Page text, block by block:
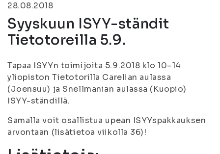
28.08.2018
Syyskuun ISYY-ständit
Tietotoreilla 5.9.
Tapaa ISYYn toimijoita 5.9.2018 klo 10–14
yliopiston Tietotorilla Carelian aulassa
(Joensuu) ja Snellmanian aulassa (Kuopio)
ISYY-ständillä.
Samalla voit osallistua upean ISYYspakkauksen
arvontaan (lisätietoa viikolla 36)!